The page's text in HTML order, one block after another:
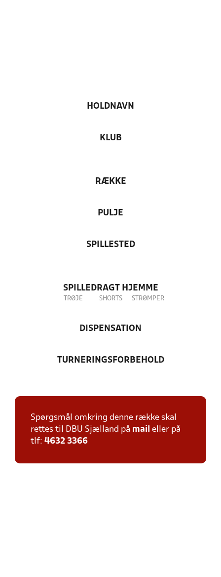
HOLDNAVN
KLUB
RÆKKE
PULJE
SPILLESTED
SPILLEDRAGT HJEMME
TRØJE SHORTS STRØMPER
DISPENSATION
TURNERINGSFORBEHOLD
Spørgsmål omkring denne række skal
rettes til DBU Sjælland på mail eller på
tlf: 4632 3366